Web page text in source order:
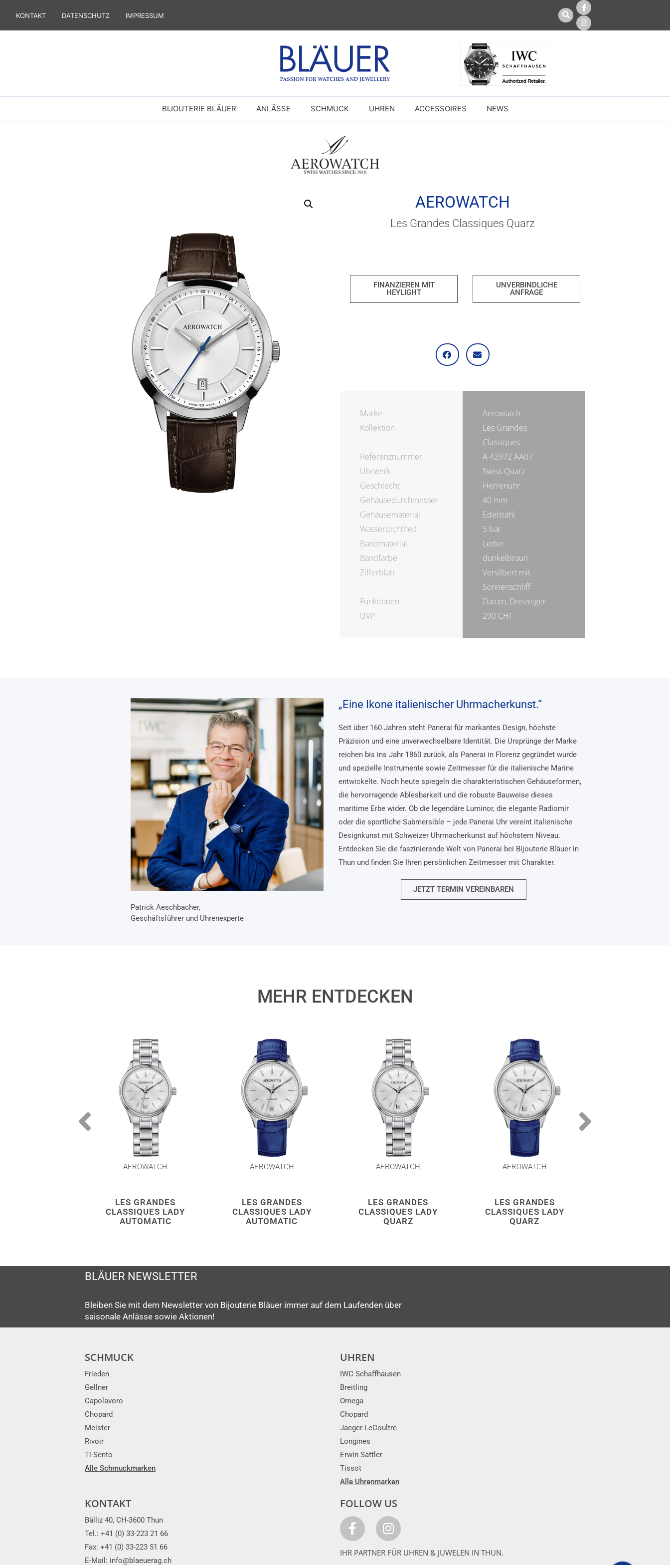
KONTAKT DATENSCHUTZ IMPRESSUM
BIJOUTERIE BLÄUER ANLÄSSE SCHMUCK UHREN ACCESSOIRES NEWS
AEROWATCH
Les Grandes Classiques Quarz
FINANZIEREN MIT
HEYLIGHT
UNVERBINDLICHE
ANFRAGE
Marke
Aerowatch
Kollektion
Les Grandes
Classiques
Referenznummer
A 42972 AA07
Uhrwerk
Swiss Quarz
Geschlecht
Herrenuhr
Gehäusedurchmesser
40 mm
Gehäusematerial
Edelstahl
Wasserdichtheit
5 bar
Bandmaterial
Leder
Bandfarbe
dunkelbraun
Zifferblatt
Versilbert mit
Sonnenschliff
Funktionen
Datum, Dreizeiger
UVP
290 CHF
Patrick Aeschbacher,
Geschäftsführer und Uhrenexperte
„Eine Ikone italienischer Uhrmacherkunst.“
Seit über 160 Jahren steht Panerai für markantes Design, höchste
Präzision und eine unverwechselbare Identität. Die Ursprünge der Marke
reichen bis ins Jahr 1860 zurück, als Panerai in Florenz gegründet wurde
und spezielle Instrumente sowie Zeitmesser für die italienische Marine
entwickelte. Noch heute spiegeln die charakteristischen Gehäuseformen,
die hervorragende Ablesbarkeit und die robuste Bauweise dieses
maritime Erbe wider. Ob die legendäre Luminor, die elegante Radiomir
oder die sportliche Submersible – jede Panerai Uhr vereint italienische
Designkunst mit Schweizer Uhrmacherkunst auf höchstem Niveau.
Entdecken Sie die faszinierende Welt von Panerai bei Bijouterie Bläuer in
Thun und finden Sie Ihren persönlichen Zeitmesser mit Charakter.
JETZT TERMIN VEREINBAREN
MEHR ENTDECKEN
AEROWATCH
LES GRANDES
CLASSIQUES LADY
AUTOMATIC
AEROWATCH
LES GRANDES
CLASSIQUES LADY
AUTOMATIC
AEROWATCH
LES GRANDES
CLASSIQUES LADY
QUARZ
AEROWATCH
LES GRANDES
CLASSIQUES LADY
QUARZ
BLÄUER NEWSLETTER
Bleiben Sie mit dem Newsletter von Bijouterie Bläuer immer auf dem Laufenden über
saisonale Anlässe sowie Aktionen!
SCHMUCK
Frieden
Gellner
Capolavoro
Chopard
Meister
Rivoir
Ti Sento
Alle Schmuckmarken
UHREN
IWC Schaffhausen
Breitling
Omega
Chopard
Jaeger-LeCoultre
Longines
Erwin Sattler
Tissot
Alle Uhrenmarken
KONTAKT
Bälliz 40, CH-3600 Thun
Tel.: +41 (0) 33-223 21 66
Fax: +41 (0) 33-223 51 66
E-Mail: info@blaeuerag.ch
FOLLOW US
IHR PARTNER FÜR UHREN & JUWELEN IN THUN.